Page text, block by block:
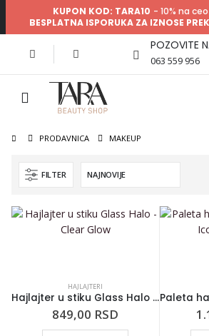
KUPON KOD: TARA10 - 10% na
BESPLATNA ISPORUKA ZA IZNOSE
POZOVITE
063 559 956
PRODAVNICA MAKEUP
FILTER
HAJLAJTERI
Hajlajter u stiku Glass Halo – Clear Glow
849,00 RSD